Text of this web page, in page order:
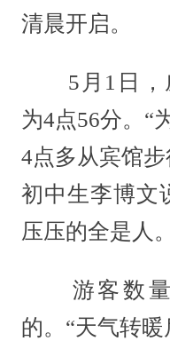
清晨开启。
5月1日，
为4点56分。“
4点多从宾馆
初中生李博文
压压的全是人
游客数量
的。“天气转